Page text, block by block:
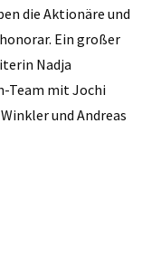
die Aktionäre und
Ein großer
Nadja
Team mit Jochi
und Andreas